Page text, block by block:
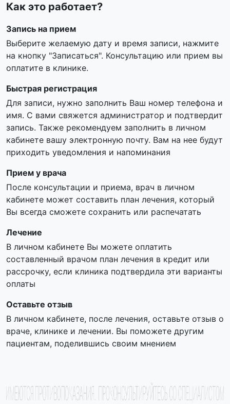
Как это работает?
Запись на прием
Выберите желаемую дату и время записи, нажмите
на кнопку "Записаться". Консультацию или прием вы
оплатите в клинике.
Быстрая регистрация
Для записи, нужно заполнить Ваш номер телефона и
имя. С вами свяжется администратор и подтвердит
запись. Также рекомендуем заполнить в личном
кабинете вашу электронную почту. Вам на нее будут
приходить уведомления и напоминания
Прием у врача
После консультации и приема, врач в личном
кабинете может составить план лечения, который
Вы всегда сможете сохранить или распечатать
Лечение
В личном кабинете Вы можете оплатить
составленный врачом план лечения в кредит или
рассрочку, если клиника подтвердила эти варианты
оплаты
Оставьте отзыв
В личном кабинете, после лечения, оставьте отзыв о
враче, клинике и лечении. Вы поможете другим
пациентам, поделившись своим мнением